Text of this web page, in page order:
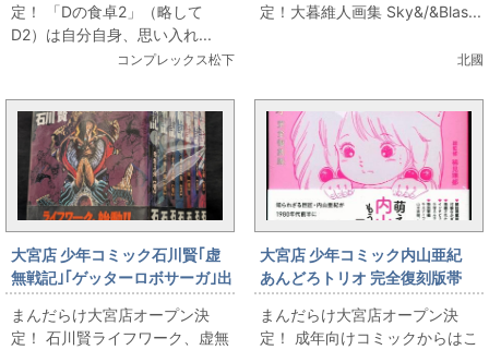
定！ 「Dの食卓2」（略して
D2）は自分自身、思い入れ...
コンプレックス松下
定！大暮維人画集 Sky&/&Blas...
北國
大宮店 少年コミック石川賢｢虚
無戦記｣｢ゲッターロボサーガ｣出
します
まんだらけ大宮店オープン決
定！ 石川賢ライフワーク、虚無
大宮店 少年コミック内山亜紀
あんどろトリオ 完全復刻版帯
付 旧あんどろトリオ全4巻 初
版セット(ヴィンテージ)
まんだらけ大宮店オープン決
定！ 成年向けコミックからはこ